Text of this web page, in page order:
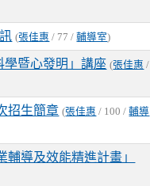
(張佳惠 / 77 /輔導室)
學暨心發明」講座 (張佳惠 /
招生簡章 (張佳惠 / 100 /輔導
導及效能精進計畫」